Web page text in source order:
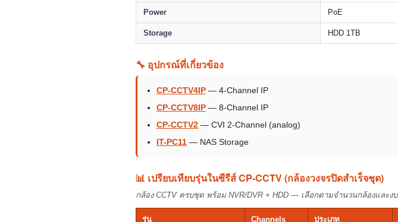
Power PoE
Storage HDD 1TB
🔧 อุปกรณ์ที่เกี่ยวข้อง
CP-CCTV4IP — 4-Channel IP
CP-CCTV8IP — 8-Channel IP
CP-CCTV2 — CVI 2-Channel (analog)
IT-PC11 — NAS Storage
📊 เปรียบเทียบรุ่นในซีรีส์ CP-CCTV (กล้องวงจรปิดสำเร็จชุด)
กล้อง CCTV ครบชุด พร้อม NVR/DVR + HDD — เลือกตามจำนวนกล้องและงบ
รุ่น Channels ประเภท